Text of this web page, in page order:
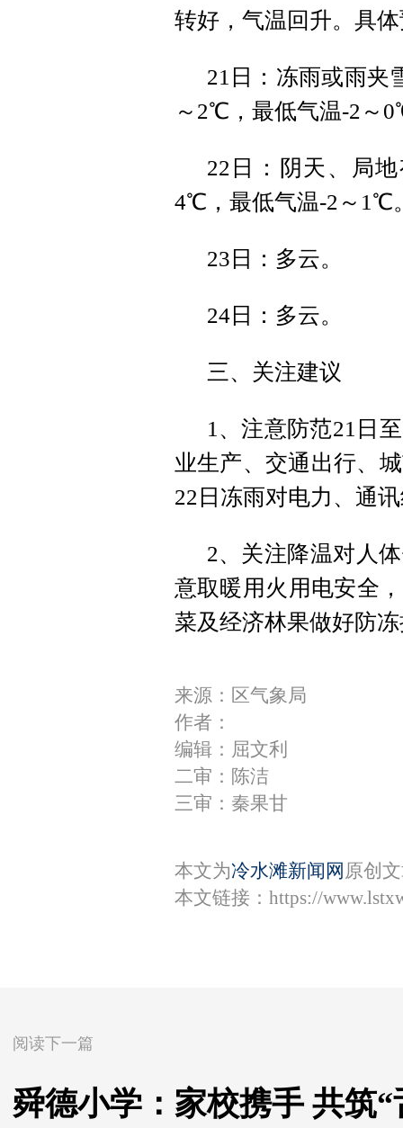
转好，气温回升。具
21日：冻雨或雨夹
～2℃，最低气温-2～
22日：阴天、局
4℃，最低气温-2～1℃
23日：多云。
24日：多云。
三、关注建议
1、注意防范21日
业生产、交通出行、
22日冻雨对电力、通
2、关注降温对人
意取暖用火用电安全
菜及经济林果做好防
来源：区气象局
作者：
编辑：屈文利
二审：陈洁
三审：秦果甘
本文为冷水滩新闻网 原创
本文链接： https://
阅读下一篇
舜德小学：家校携手 共筑